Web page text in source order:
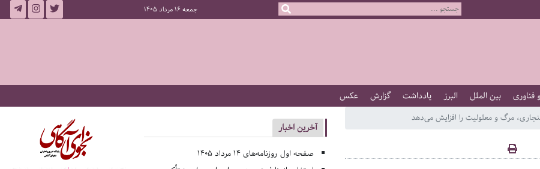
جمعه 16 مرداد 1405
فناوری بین الملل البرز یادداشت گزارش عکس
مرگ و معلولیت را افزایش می‌دهد
آخرین اخبار
صفحه اول روزنامه‌های 14 مرداد 1405